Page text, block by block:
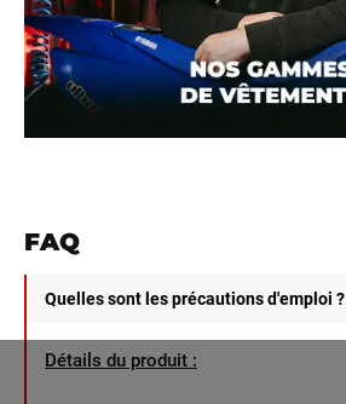
FAQ
Quelles sont les précautions d'emploi ?
Détails du produit :